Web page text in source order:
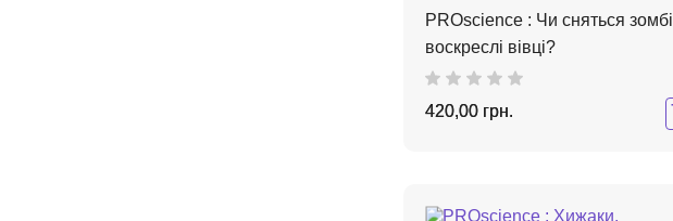
PROscience : Чи сняться зомбі
воскреслі вівці?
420,00 грн.